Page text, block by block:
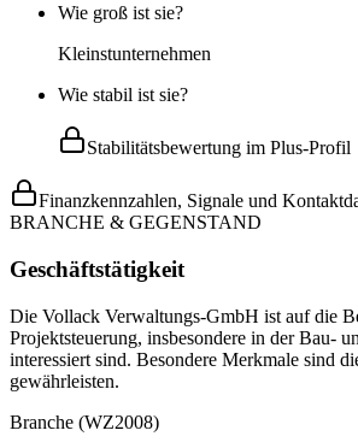
Wie groß ist sie?
Kleinstunternehmen
Wie stabil ist sie?
Stabilitätsbewertung im Plus-Profil
Finanzkennzahlen, Signale und
BRANCHE & GEGENSTAND
Geschäftstätigkeit
Die Vollack Verwaltungs-GmbH ist auf die
Projektsteuerung, insbesondere in der Bau-
interessiert sind. Besondere Merkmale sind
gewährleisten.
Branche (WZ2008)